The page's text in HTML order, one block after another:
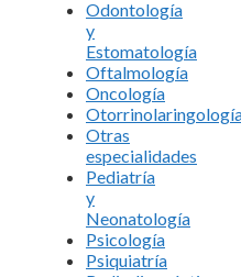
Odontología
y
Estomatología
Oftalmología
Oncología
Otras
especialidades
Pediatría
y
Neonatología
Psicología
Psiquiatría